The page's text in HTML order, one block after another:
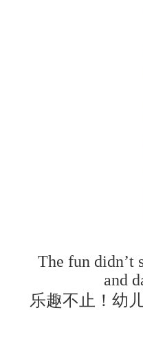
The fun didn’t
and
乐趣不止！幼